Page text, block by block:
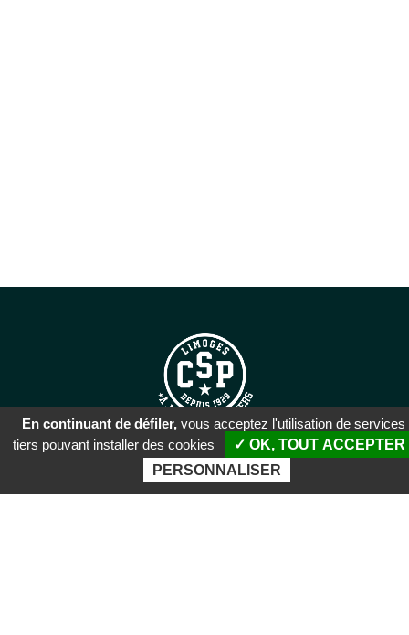
SIÈGE SOCIAL
51 rue Descartes
En continuant de défiler, vous acceptez l'utilisation de services
tiers pouvant installer des cookies
✓ OK, TOUT ACCEPTER
PERSONNALISER